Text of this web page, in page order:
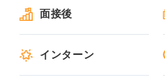
面接後
インターン